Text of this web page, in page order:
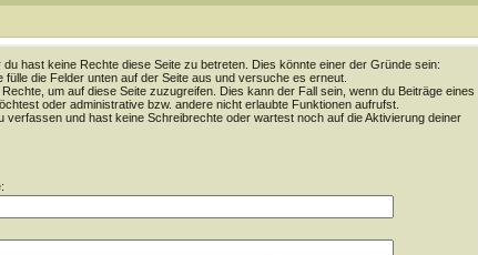
du hast keine Rechte diese Seite zu betreten. Dies könnte einer der Gründe sein:
fülle die Felder unten auf der Seite aus und versuche es erneut.
um auf diese Seite zuzugreifen. Dies kann der Fall sein, wenn du Beiträge eines
oder administrative bzw. andere nicht erlaubte Funktionen aufrufst.
verfassen und hast keine Schreibrechte oder wartest noch auf die Aktivierung deiner